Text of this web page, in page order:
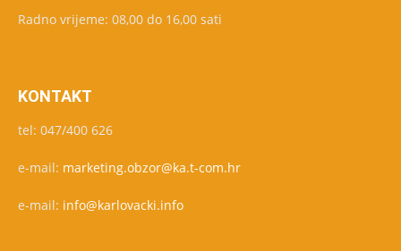
Radno vrijeme: 08,00 do 16,00 sati
KONTAKT
tel: 047/400 626
e-mail: marketing.obzor@ka.t-com.hr
e-mail: info@karlovacki.info